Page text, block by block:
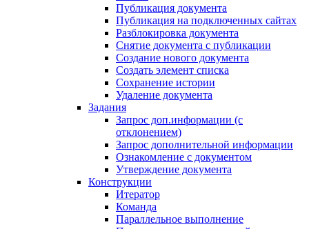
Публикация документа
Публикация на подключенных сайтах
Разблокировка документа
Снятие документа с публикации
Создание нового документа
Создать элемент списка
Сохранение истории
Удаление документа
Задания
Запрос доп.информации (с
отклонением)
Запрос дополнительной информации
Ознакомление с документом
Утверждение документа
Конструкции
Итератор
Команда
Параллельное выполнение